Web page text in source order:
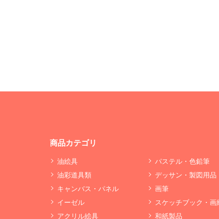
商品カテゴリ
油絵具
油彩道具類
キャンバス・パネル
イーゼル
アクリル絵具
パステル・色鉛筆
デッサン・製図用品
画筆
スケッチブック・画
和紙製品